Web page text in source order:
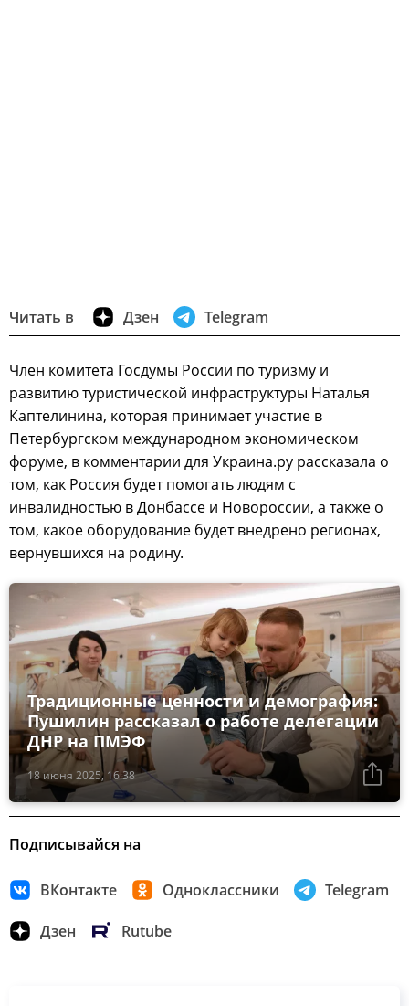
Читать в Дзен Telegram
Член комитета Госдумы России по туризму и
развитию туристической инфраструктуры Наталья
Каптелинина, которая принимает участие в
Петербургском международном экономическом
форуме, в комментарии для Украина.ру рассказала о
том, как Россия будет помогать людям с
инвалидностью в Донбассе и Новороссии, а также о
том, какое оборудование будет внедрено регионах,
вернувшихся на родину.
18 июня 2025, 16:38
Традиционные ценности и демография:
Пушилин рассказал о работе делегации
ДНР на ПМЭФ
Подписывайся на
ВКонтакте Одноклассники Telegram
Дзен Rutube